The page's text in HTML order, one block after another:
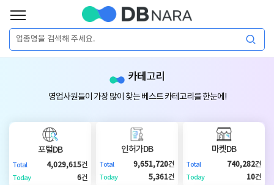
로
그
합
털
인
카테고리
영업사원들이 가장 많이 찾는 베스트 카테고리를 한눈에!
포털DB
Total 4,029,615건
Today 6건
인허가DB
Total 9,651,720건
Today 5,361건
마켓DB
Total 740,282건
Today 10건